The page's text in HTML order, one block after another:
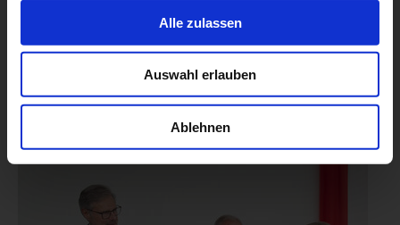
Alle zulassen
Auswahl erlauben
Ablehnen